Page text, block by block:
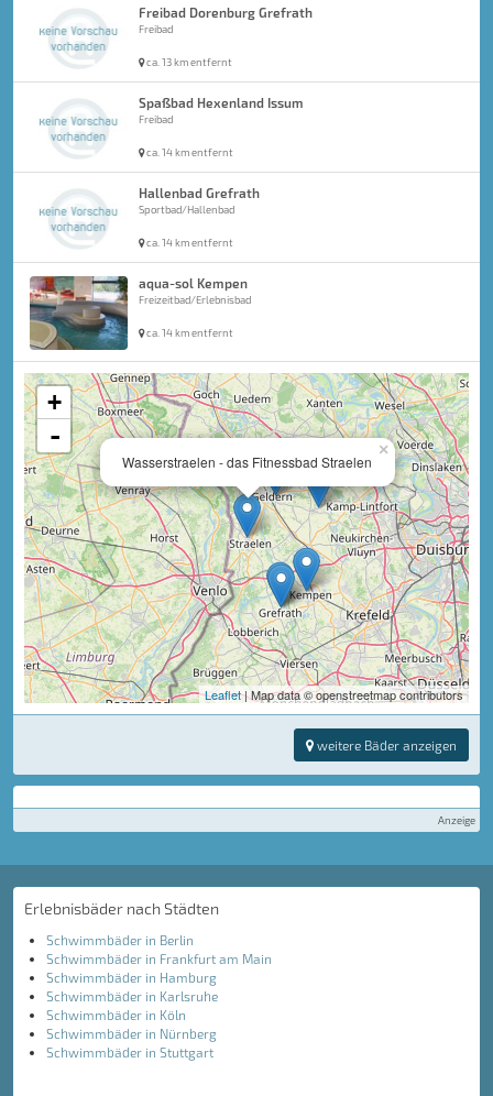
Freibad Dorenburg Grefrath
Freibad
ca. 13 km entfernt
Spaßbad Hexenland Issum
Freibad
ca. 14 km entfernt
Hallenbad Grefrath
Sportbad/Hallenbad
ca. 14 km entfernt
aqua-sol Kempen
Freizeitbad/Erlebnisbad
ca. 14 km entfernt
×
Wasserstraelen - das Fitnessbad Straelen
+
-
Leaflet| Map data © openstreetmap contributors
weitere Bäder anzeigen
Anzeige
Erlebnisbäder nach Städten
Schwimmbäder in Berlin
Schwimmbäder in Frankfurt am Main
Schwimmbäder in Hamburg
Schwimmbäder in Karlsruhe
Schwimmbäder in Köln
Schwimmbäder in Nürnberg
Schwimmbäder in Stuttgart